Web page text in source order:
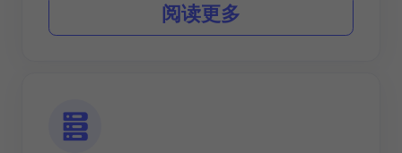
阅读更多